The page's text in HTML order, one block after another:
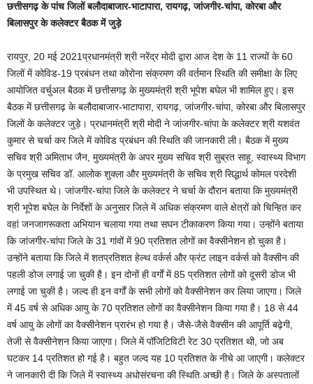
छत्तीसगढ़ के पांच जिलों बलौदाबाजार-भाटापारा, रायगढ़, जांजगीर-चांपा, कोरबा और
बिलासपुर के कलेक्टर बैठक में जुड़े
रायपुर, 20 मई 2021प्रधानमंत्री श्री नरेंद्र मोदी द्वारा आज देश के 11 राज्यों के 60
जिलों में कोविड-19 प्रबंधन तथा कोरोना संक्रमण की वर्तमान स्थिति की समीक्षा के लिए
आयोजित वर्चुअल बैठक में छत्तीसगढ़ के मुख्यमंत्री श्री भूपेश बघेल भी शामिल हुए। इस
बैठक में छत्तीसगढ़ के बलौदाबाजार-भाटापारा, रायगढ़, जांजगीर-चांपा, कोरबा और बिलासपुर
जिलों के कलेक्टर जुड़े। प्रधानमंत्री श्री मोदी ने जांजगीर-चांपा के कलेक्टर श्री यशवंत
कुमार से चर्चा कर जिले में कोविड प्रबंधन की स्थिति की जानकारी ली। बैठक में मुख्य
सचिव श्री अमिताभ जैन, मुख्यमंत्री के अपर मुख्य सचिव श्री सुब्रत साहू, स्वास्थ्य विभाग
के प्रमुख सचिव डॉ. आलोक शुक्ला और मुख्यमंत्री के सचिव श्री सिद्धार्थ कोमल परदेशी
भी उपस्थित थे। जांजगीर-चांपा जिले के कलेक्टर ने चर्चा के दौरान बताया कि मुख्यमंत्री
श्री भूपेश बघेल के निर्देशों के अनुसार जिले में अधिक संक्रमण वाले क्षेत्रों को चिन्हित कर
वहां जनजागरूकता अभियान चलाया गया तथा सघन टीकाकरण किया गया। उन्होंने बताया
कि जांजगीर-चांपा जिले के 31 गांवों में 90 प्रतिशत लोगों का वैक्सीनेशन हो चुका है।
उन्होंने बताया कि जिले में शतप्रतिशत हेल्थ वर्कर्स और फ्रंट लाइन वर्कर्स को वैक्सीन की
पहली डोज लगाई जा चुकी है। इन दोनों ही वर्गाें में 85 प्रतिशत लोगों को दूसरी डोज भी
लगाई जा चुकी है। जल्द ही इन वर्गाें के सभी लोगों को वैक्सीनेशन कर लिया जाएगा। जिले
में 45 वर्ष से अधिक आयु के 70 प्रतिशत लोगों का वैक्सीनेशन किया गया है। 18 से 44
वर्ष आयु के लोगों का वैक्सीनेशन प्रारंभ हो गया है। जैसे-जैसे वैक्सीन की आपूर्ति बढ़ेगी,
तेजी से वैक्सीनेशन किया जाएगा। जिले में पॉजिटिविटी रेट 30 प्रतिशत थी, जो अब
घटकर 14 प्रतिशत हो गई है। बहुत जल्द यह 10 प्रतिशत के नीचे आ जाएगी। कलेक्टर
ने जानकारी दी कि जिले में स्वास्थ्य अधोसंरचना की स्थिति अच्छी है। जिले के अस्पतालों